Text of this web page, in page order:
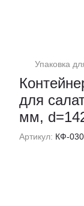
Упаковка
для
мм,
Артикул: КФ-